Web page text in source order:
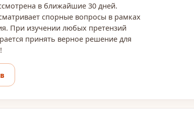
в ближайшие 30 дней.
спорные вопросы в рамках
При изучении любых претензий
принять верное решение для